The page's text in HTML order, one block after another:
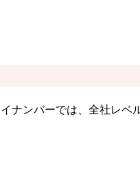
ンバーでは、全社レ